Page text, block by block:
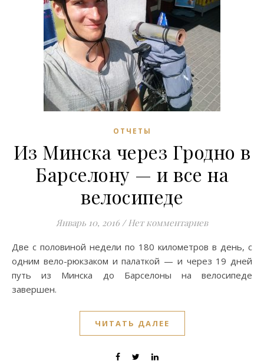
ОТЧЕТЫ
Из Минска через Гродно в
Барселону — и все на
велосипеде
Январь 10, 2016 / Нет комментариев
Две с половиной недели по 180 километров в день, с
одним вело-рюкзаком и палаткой — и через 19 дней
путь из Минска до Барселоны на велосипеде
завершен.
ЧИТАТЬ ДАЛЕЕ